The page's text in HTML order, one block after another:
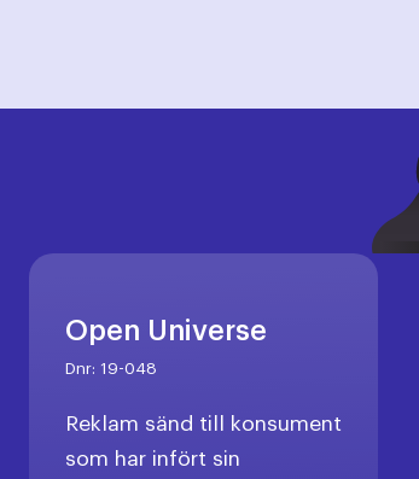
Open Universe
Dnr: 19-048
Reklam sänd till konsument
som har infört sin